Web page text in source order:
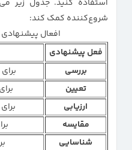
استفاده کنید. جدول زیر
شروع‌کننده کمک کند:
افعال پیشنهادی
فعل پیشنهادی
بررسی
تعیین
ارزیابی
مقایسه
شناسایی